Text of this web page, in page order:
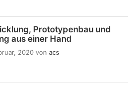
Prototypenbau und
aus einer Hand
2020 von acs